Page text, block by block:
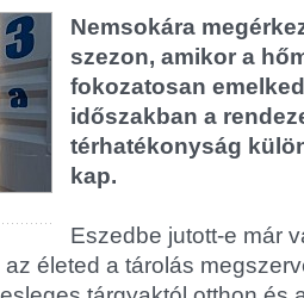
Nemsokára
szezon, amikor a
fokozatosan
időszakban a
térhatékonyság
kap.
Eszedbe jutott-e már
életed a tárolás